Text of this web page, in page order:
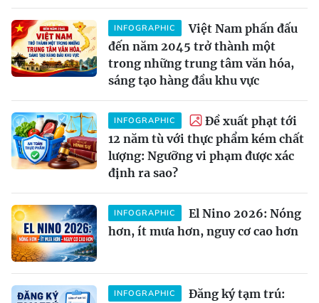
INFOGRAPHIC
Việt Nam phấn đấu
đến năm 2045 trở thành một
trong những trung tâm văn hóa,
sáng tạo hàng đầu khu vực
INFOGRAPHIC
Đề xuất phạt tới
12 năm tù với thực phẩm kém chất
lượng: Ngưỡng vi phạm được xác
định ra sao?
INFOGRAPHIC
El Nino 2026: Nóng
hơn, ít mưa hơn, nguy cơ cao hơn
INFOGRAPHIC
Đăng ký tạm trú: